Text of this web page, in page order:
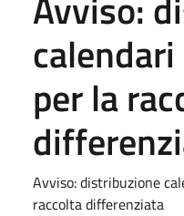
per la
Avviso: distribuzione
raccolta differenziata